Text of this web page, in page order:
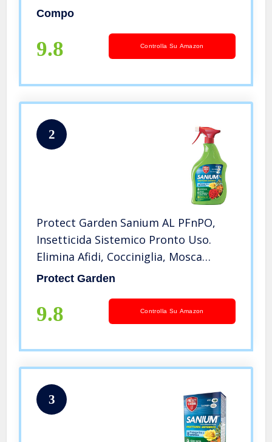
Compo
9.8 Controlla Su Amazon
2
Protect Garden Sanium AL PFnPO,
Insetticida Sistemico Pronto Uso.
Elimina Afidi, Cocciniglia, Mosca
Bianca. Rapida Azione Abbattente.
800ml
Protect Garden
9.8 Controlla Su Amazon
3